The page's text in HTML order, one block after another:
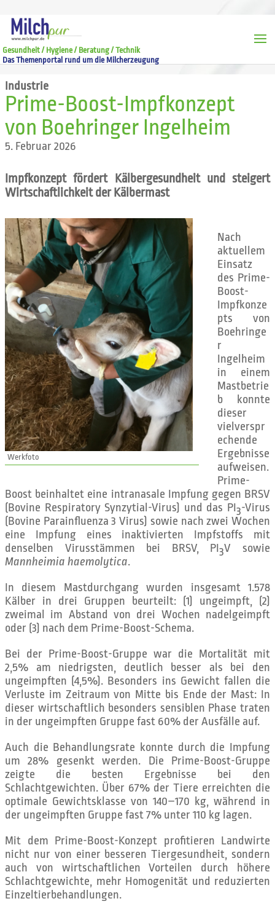
Gesundheit / Hygiene / Beratung / Technik
Das Themenportal rund um die Milcherzeugung
Industrie
Prime-Boost-Impfkonzept
von Boehringer Ingelheim
5. Februar 2026
Impfkonzept fördert Kälbergesundheit und steigert
Wirtschaftlichkeit der Kälbermast
Werkfoto
Nach
aktuellem
Einsatz
des Prime-
Boost-
Impfkonze
pts von
Boehringe
r
Ingelheim
in einem
Mastbetrie
b konnte
dieser
vielverspr
echende
Ergebnisse
aufweisen.
Prime-
Boost beinhaltet eine intranasale Impfung gegen BRSV
(Bovine Respiratory Synzytial-Virus) und das PI3-Virus
(Bovine Parainfluenza 3 Virus) sowie nach zwei Wochen
eine Impfung eines inaktivierten Impfstoffs mit
denselben Virusstämmen bei BRSV, PI3V sowie
Mannheimia haemolytica.
In diesem Mastdurchgang wurden insgesamt 1.578
Kälber in drei Gruppen beurteilt: (1) ungeimpft, (2)
zweimal im Abstand von drei Wochen nadelgeimpft
oder (3) nach dem Prime-Boost-Schema.
Bei der Prime-Boost-Gruppe war die Mortalität mit
2,5% am niedrigsten, deutlich besser als bei den
ungeimpften (4,5%). Besonders ins Gewicht fallen die
Verluste im Zeitraum von Mitte bis Ende der Mast: In
dieser wirtschaftlich besonders sensiblen Phase traten
in der ungeimpften Gruppe fast 60% der Ausfälle auf.
Auch die Behandlungsrate konnte durch die Impfung
um 28% gesenkt werden. Die Prime-Boost-Gruppe
zeigte die besten Ergebnisse bei den
Schlachtgewichten. Über 67% der Tiere erreichten die
optimale Gewichtsklasse von 140–170 kg, während in
der ungeimpften Gruppe fast 7% unter 110 kg lagen.
Mit dem Prime-Boost-Konzept profitieren Landwirte
nicht nur von einer besseren Tiergesundheit, sondern
auch von wirtschaftlichen Vorteilen durch höhere
Schlachtgewichte, mehr Homogenität und reduzierten
Einzeltierbehandlungen.